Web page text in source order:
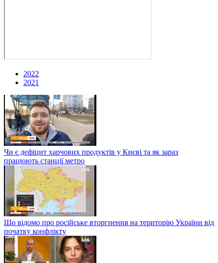
2022
2021
Чи є дефіцит харчових продуктів у Києві та як зараз
працюють станції метро
Що відомо про російське вторгнення на територію України від
початку конфлікту